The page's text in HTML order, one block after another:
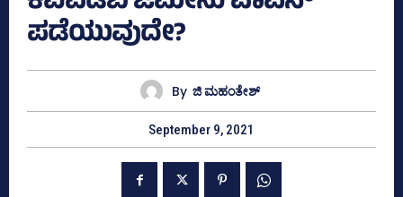
ಪಡೆಯುವುದೇ?
By ಜಿ ಮಹಂತೇಶ್
September 9, 2021